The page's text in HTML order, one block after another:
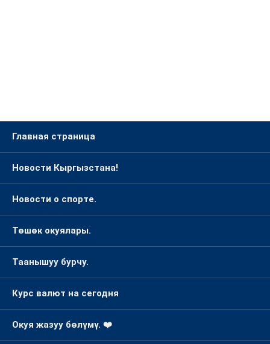
Главная страница
Новости Кыргызстана!
Новости о спорте.
Төшөк окуялары.
Таанышуу бурчу.
Курс валют на сегодня
Окуя жазуу бөлүмү. ❤️